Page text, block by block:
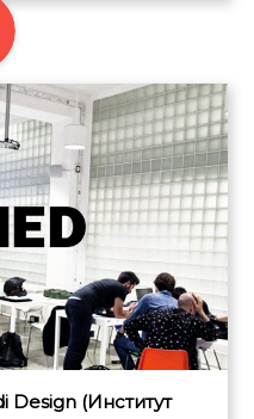
Design (Институт